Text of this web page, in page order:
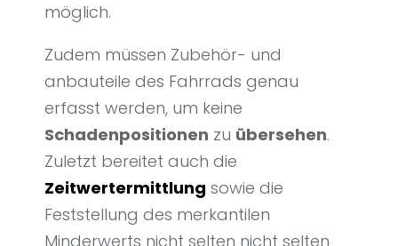
möglich.
Zudem müssen Zubehör- und
anbauteile des Fahrrads genau
erfasst werden, um keine
Schadenpositionen zu übersehen.
Zuletzt bereitet auch die
Zeitwertermittlung sowie die
Feststellung des merkantilen
Minderwerts nicht selten nicht selten